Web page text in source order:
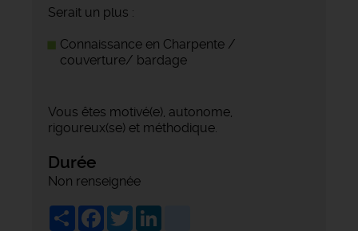
Serait un plus :
Connaissance en Charpente /
couverture/ bardage
Vous êtes motivé(e), autonome,
rigoureux(se) et méthodique.
Durée
Non renseignée
ShareFacebook
Twitter